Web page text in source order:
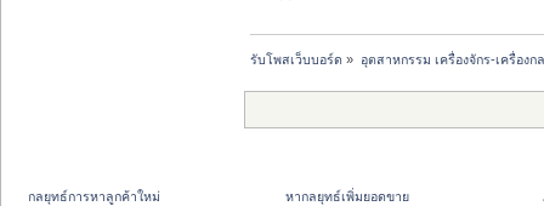
รับโพสเว็บบอร์ด » อุตสาหกรรม เครื่องจักร-เครื่อง
กลยุทธ์การหาลูกค้าใหม่
หากลยุทธ์เพิ่มยอดขาย